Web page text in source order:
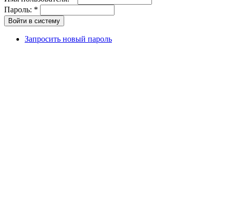
Пароль: *
Запросить новый пароль